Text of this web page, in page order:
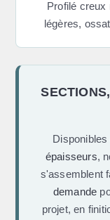
Profilé creux
légères,
épaisseurs,
s'assemblent
demande
projet, en